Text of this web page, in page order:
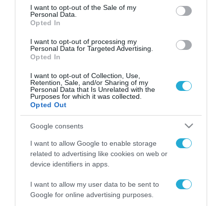
consent section.
I want to opt-out of the Sale of my
Personal Data.
Opted In
I want to opt-out of processing my
Personal Data for Targeted Advertising.
Opted In
I want to opt-out of Collection, Use,
Retention, Sale, and/or Sharing of my
Personal Data that Is Unrelated with the
Purposes for which it was collected.
Opted Out
Google consents
I want to allow Google to enable storage
related to advertising like cookies on web or
device identifiers in apps.
I want to allow my user data to be sent to
Google for online advertising purposes.
ΡΟΗ ΕΙΔΗΣΕΩΝ
Το χρηματοδοτούμενο
από την ΕΕ έργο “The
Gaming Police”
ενισχύει την ασφάλεια
των παιδιών στο
31.07.2026
ΑΑΔΕ: Διευκρινίσεις
για τα πρόστιμα σε
παραβάσεις που